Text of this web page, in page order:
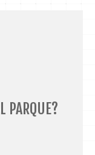
PARQUE?
máximo de